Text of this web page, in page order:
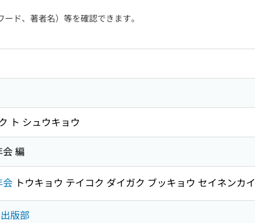
ド、著者名）等を確認できます。
ト シュウキョウ
編
会 トウキョウ テイコク ダイガク ブッキョウ セイネンカイ
版部